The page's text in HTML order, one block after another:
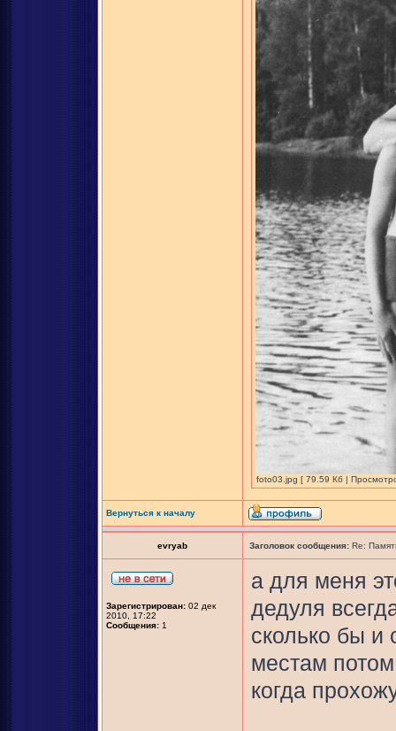
foto03.jpg [ 79.59 Кб |
Вернуться к началу
evryab Заголовок сообщения: Re:
Зарегистрирован: 02 дек
2010, 17:22
Сообщения: 1
а для меня
дедуля
сколько бы и
местам
когда